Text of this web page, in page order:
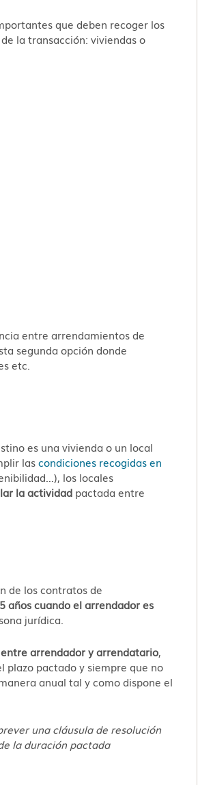
que deben recoger los
la transacción: viviendas o
entre arrendamientos de
segunda opción donde
etc.
es una vivienda o un local
lascondiciones recogidas en
los locales
la actividad pactada entre
de los contratos de
5 años cuando el arrendador es
jurídica.
arrendador y arrendatario,
plazo pactado y siempre que no
anual tal y como dispone el
una cláusula de resolución
la duración pactada